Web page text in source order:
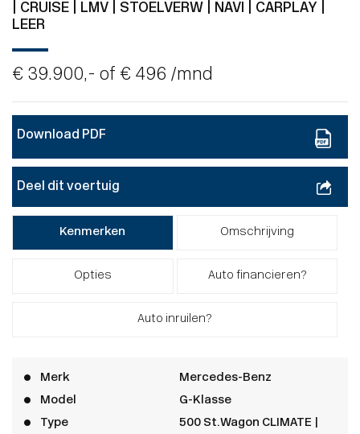
| CRUISE | LMV | STOELVERW | NAVI | CARPLAY |
LEER
€ 39.900,- of € 496 /mnd
Download PDF
Deel dit voertuig
Kenmerken Omschrijving
Opties Auto financieren?
Auto inruilen?
Merk
Mercedes-Benz
Model
G-Klasse
Type
500 St.Wagon CLIMATE |